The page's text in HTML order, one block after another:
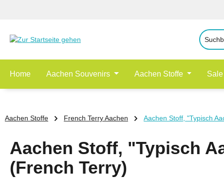
Home Aachen Souvenirs Aachen Stoffe
Aachen Stoffe French Terry Aachen Aachen Stoff, "Typisch
Aachen Stoff, "Typisch
(French Terry)